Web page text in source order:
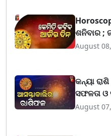
ଶନିବାର ;
ରହିବ
August
କନ୍ୟା
ସଫଳତା ଓ
ଲାଭ
August